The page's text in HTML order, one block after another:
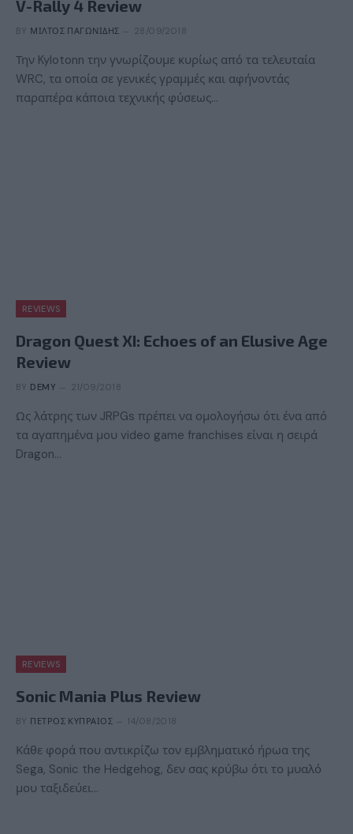
V-Rally 4 Review
BY ΜΊΛΤΟΣ ΠΑΓΩΝΊΔΗΣ 28/09/2018
Την Kylotonn την γνωρίζουμε κυρίως από τα τελευταία
WRC, τα οποία σε γενικές γραμμές και αφήνοντάς
παραπέρα κάποια τεχνικής φύσεως…
REVIEWS
Dragon Quest XI: Echoes of an Elusive Age
Review
BY DEMY 21/09/2018
Ως λάτρης των JRPGs πρέπει να ομολογήσω ότι ένα από
τα αγαπημένα μου video game franchises είναι η σειρά
Dragon…
REVIEWS
Sonic Mania Plus Review
BY ΠΈΤΡΟΣ ΚΥΠΡΑΊΟΣ 14/08/2018
Κάθε φορά που αντικρίζω τον εμβληματικό ήρωα της
Sega, Sonic the Hedgehog, δεν σας κρύβω ότι το μυαλό
μου ταξιδεύει…